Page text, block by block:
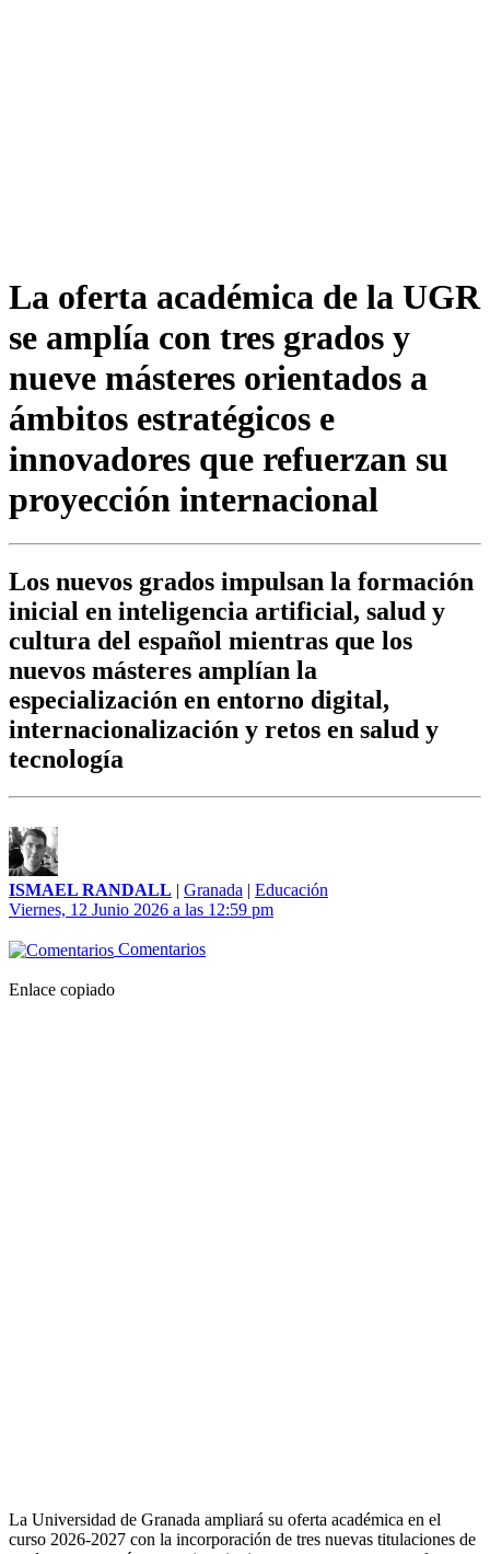
La oferta académica de la UGR
se amplía con tres grados y
nueve másteres orientados a
ámbitos estratégicos e
innovadores que refuerzan su
proyección internacional
Los nuevos grados impulsan la formación
inicial en inteligencia artificial, salud y
cultura del español mientras que los
nuevos másteres amplían la
especialización en entorno digital,
internacionalización y retos en salud y
tecnología
ISMAEL RANDALL | Granada | Educación
Viernes, 12 Junio 2026 a las 12:59 pm
Comentarios
Enlace copiado
La Universidad de Granada ampliará su oferta académica en el
curso 2026-2027 con la incorporación de tres nuevas titulaciones de